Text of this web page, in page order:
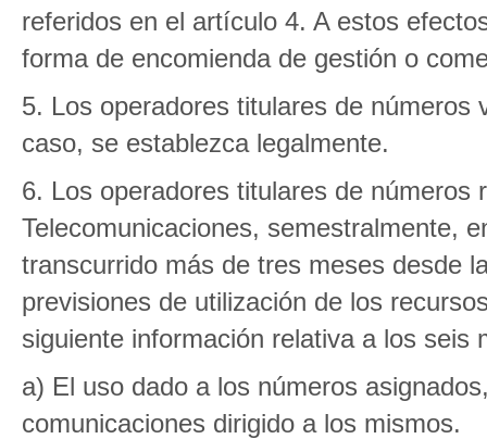
referidos en el artículo 4. A estos
forma de encomienda de gestión o
5. Los operadores titulares de números
caso, se establezca legalmente.
6. Los operadores titulares de
Telecomunicaciones, semestralmente,
transcurrido más de tres meses desde
previsiones de utilización de los
siguiente información relativa a los seis
a) El uso dado a los números
comunicaciones dirigido a los mismos.